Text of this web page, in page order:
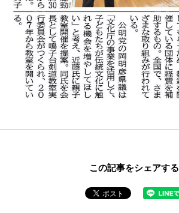
この記事をシェアする